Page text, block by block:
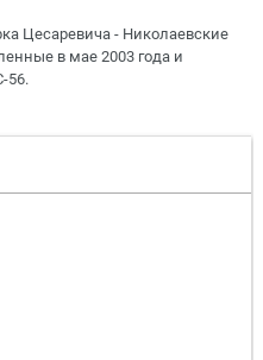
Цесаревича - Николаевские
в мае 2003 года и
56.